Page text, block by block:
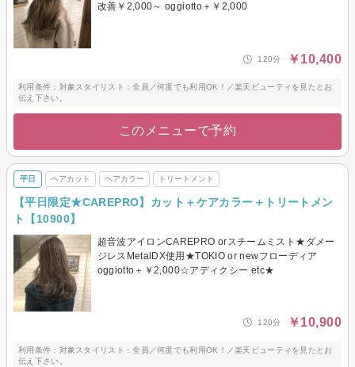
改善￥2,000～ oggiotto＋￥2,000
120分 ￥10,400
利用条件：対象スタイリスト：全員／何度でも利用OK！／楽天ビューティを見たとお
伝え下さい。
このメニューで予約
平日 ヘアカット ヘアカラー トリートメント
【平日限定★CAREPRO】カット＋ケアカラー＋トリートメン
ト【10900】
超音波アイロンCAREPRO orスチームミスト★ダメー
ジレスMetalDX使用★TOKIO or newフローディア
oggiotto＋￥2,000☆アディクシー etc★
120分 ￥10,900
利用条件：対象スタイリスト：全員／何度でも利用OK！／楽天ビューティを見たとお
伝え下さい。